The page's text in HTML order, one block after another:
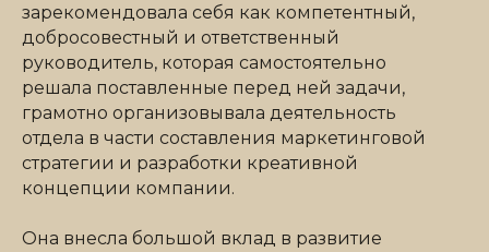
зарекомендовала себя как компетентный,
добросовестный и ответственный
руководитель, которая самостоятельно
решала поставленные перед ней задачи,
грамотно организовывала деятельность
отдела в части составления маркетинговой
стратегии и разработки креативной
концепции компании.
Она внесла большой вклад в развитие